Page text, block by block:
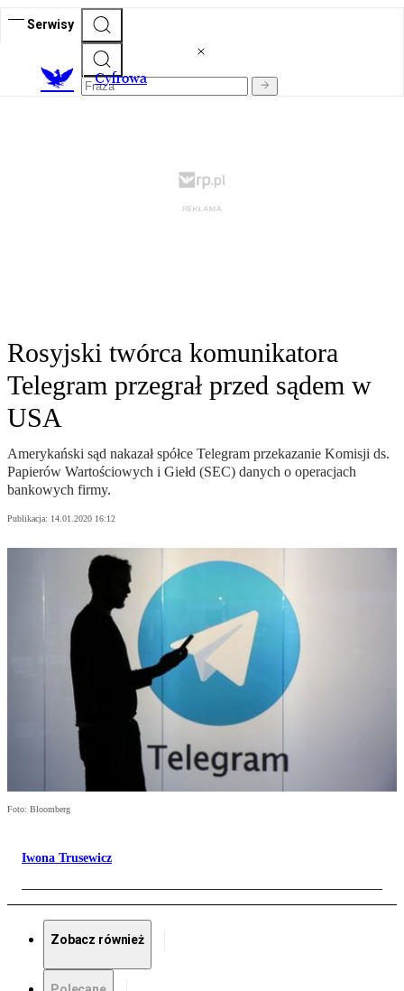
Serwisy
Cyfrowa
Rosyjski twórca komunikatora
Telegram przegrał przed sądem w
USA
Amerykański sąd nakazał spółce Telegram przekazanie Komisji ds.
Papierów Wartościowych i Giełd (SEC) danych o operacjach
bankowych firmy.
Publikacja: 14.01.2020 16:12
Foto: Bloomberg
Iwona Trusewicz
Zobacz również